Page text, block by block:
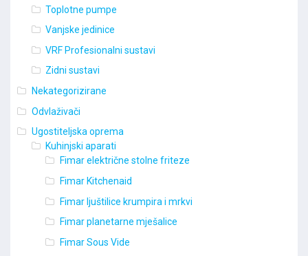
Toplotne pumpe
Vanjske jedinice
VRF Profesionalni sustavi
Zidni sustavi
Nekategorizirane
Odvlaživači
Ugostiteljska oprema
Kuhinjski aparati
Fimar električne stolne friteze
Fimar Kitchenaid
Fimar ljuštilice krumpira i mrkvi
Fimar planetarne mješalice
Fimar Sous Vide